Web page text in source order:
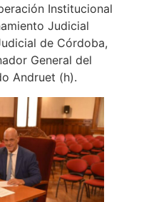
Institucional
Judicial
de Córdoba,
General del
Andruet (h).